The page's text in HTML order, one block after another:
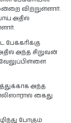
விற்றுள்ளார்.
அதில்
அந்த சிறுவன்
அந்த
கைது
போகும்